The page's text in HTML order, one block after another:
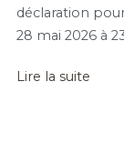
déclaration
28 mai 2026 à
Lire la suite